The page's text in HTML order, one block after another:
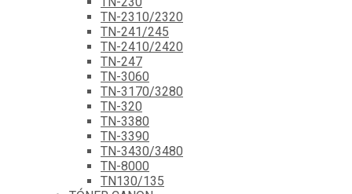
TN-2310/2320
TN-241/245
TN-2410/2420
TN-247
TN-3060
TN-3170/3280
TN-320
TN-3380
TN-3390
TN-3430/3480
TN-8000
TN130/135